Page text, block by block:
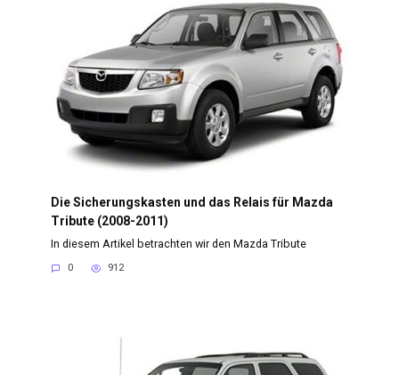
Die Sicherungskasten und das Relais für Mazda
Tribute (2008-2011)
In diesem Artikel betrachten wir den Mazda Tribute
0 912